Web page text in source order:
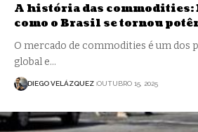
A história das commodities:
como o Brasil se tornou
O mercado de commodities é um dos
global e…
DIEGO VELÁZQUEZ OUTUBRO 15, 2025